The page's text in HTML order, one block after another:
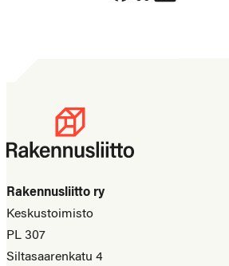
Rakennusliitto ry
Keskustoimisto
PL 307
Siltasaarenkatu 4